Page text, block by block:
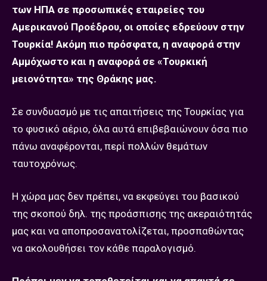
των ΗΠΑ σε προσωπικές εταιρείες του
Αμερικανού Προέδρου, οι οποίες εδρεύουν στην
Τουρκία! Ακόμη πιο πρόσφατα, η αναφορά στην
Αμμόχωστο και η αναφορά σε «Τουρκική
μειονότητα» της Θράκης μας.
Σε συνδυασμό με τις απαιτήσεις της Τουρκίας για
το φυσικό αέριο, όλα αυτά επιβεβαιώνουν όσα πιο
πάνω αναφέρονται, περί πολλών θεμάτων
ταυτοχρόνως.
Η χώρα μας δεν πρέπει, να εκφεύγει του βασικού
της σκοπού δηλ. της προάσπισης της ακεραιότητάς
μας και να αποπροσανατολίζεται, προσπαθώντας
να ακολουθήσει τον κάθε παραλογισμό.